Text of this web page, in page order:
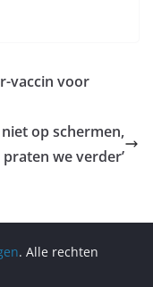
vaccin voor
op schermen,
praten we verder’
. Alle rechten